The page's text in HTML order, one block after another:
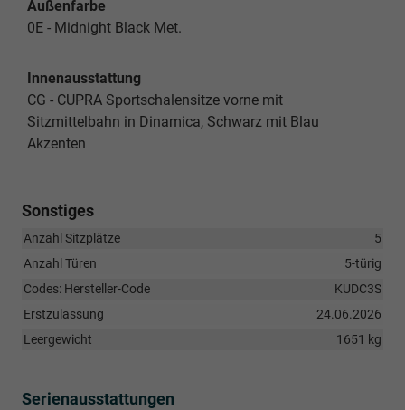
Außenfarbe
0E - Midnight Black Met.
Innenausstattung
CG - CUPRA Sportschalensitze vorne mit
Sitzmittelbahn in Dinamica, Schwarz mit Blau
Akzenten
Sonstiges
Anzahl Sitzplätze
5
Anzahl Türen
5-türig
Codes: Hersteller-Code
KUDC3S
Erstzulassung
24.06.2026
Leergewicht
1651 kg
Serienausstattungen